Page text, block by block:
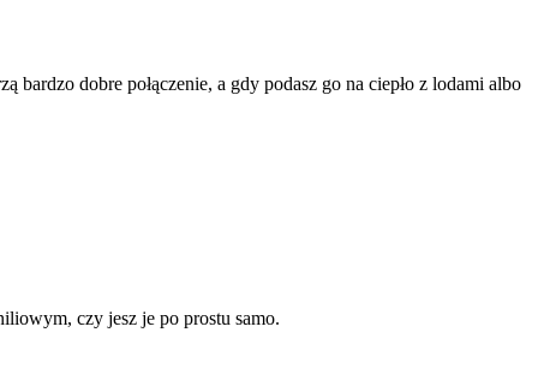
dobre połączenie, a gdy podasz go na ciepło z lodami albo
czy jesz je po prostu samo.